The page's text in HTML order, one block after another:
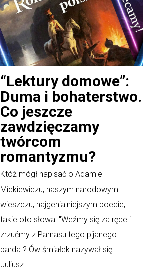
“Lektury domowe”:
Duma i bohaterstwo.
Co jeszcze
zawdzięczamy
twórcom
romantyzmu?
Któż mógł napisać o Adamie
Mickiewiczu, naszym narodowym
wieszczu, najgenialniejszym poecie,
takie oto słowa: "Weźmy się za ręce i
zrzućmy z Parnasu tego pijanego
barda"? Ów śmiałek nazywał się
Juliusz...